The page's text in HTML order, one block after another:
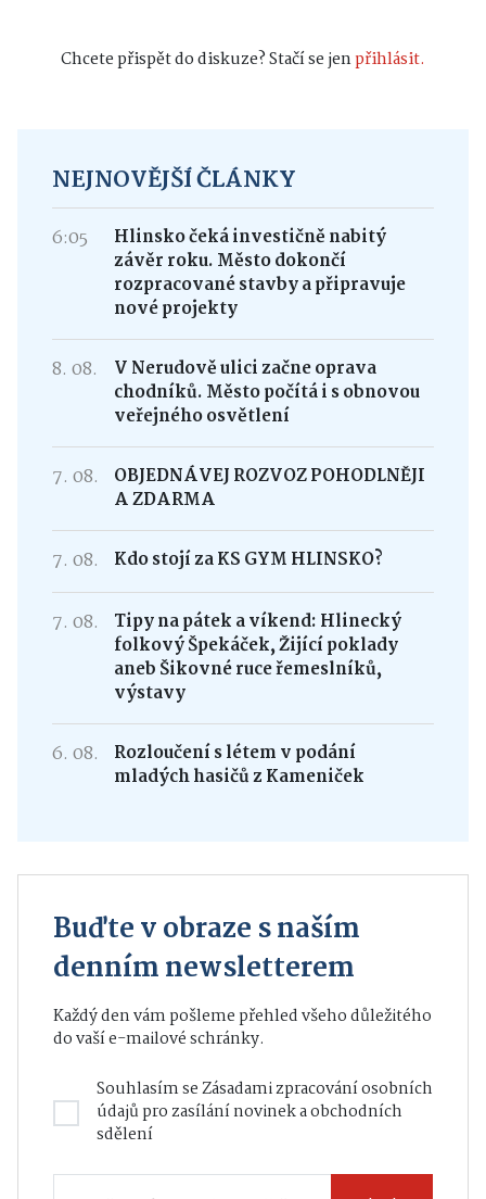
Chcete přispět do diskuze? Stačí se jenpřihlásit.
NEJNOVĚJŠÍ ČLÁNKY
6:05
Hlinsko čeká investičně nabitý
závěr roku. Město dokončí
rozpracované stavby a připravuje
nové projekty
8. 08.
V Nerudově ulici začne oprava
chodníků. Město počítá i s obnovou
veřejného osvětlení
7. 08.
OBJEDNÁVEJ ROZVOZ POHODLNĚJI
A ZDARMA
7. 08. Kdo stojí za KS GYM HLINSKO?
7. 08.
Tipy na pátek a víkend: Hlinecký
folkový Špekáček, Žijící poklady
aneb Šikovné ruce řemeslníků,
výstavy
6. 08.
Rozloučení s létem v podání
mladých hasičů z Kameniček
Buďte v obraze s naším
denním newsletterem
Každý den vám pošleme přehled všeho důležitého
do vaší e-mailové schránky.
Souhlasím seZásadami zpracování osobních
údajůpro zasílání novinek a obchodních
sdělení